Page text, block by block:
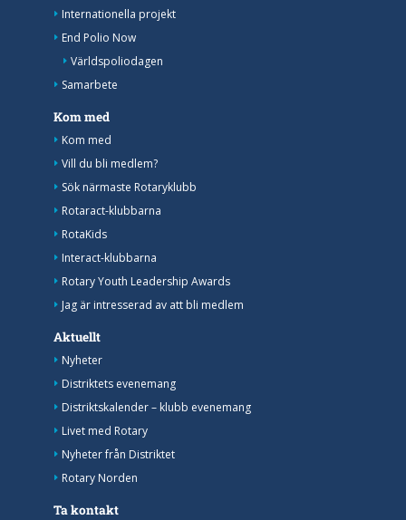
Internationella projekt
End Polio Now
Världspoliodagen
Samarbete
Kom med
Kom med
Vill du bli medlem?
Sök närmaste Rotaryklubb
Rotaract-klubbarna
RotaKids
Interact-klubbarna
Rotary Youth Leadership Awards
Jag är intresserad av att bli medlem
Aktuellt
Nyheter
Distriktets evenemang
Distriktskalender – klubb evenemang
Livet med Rotary
Nyheter från Distriktet
Rotary Norden
Ta kontakt